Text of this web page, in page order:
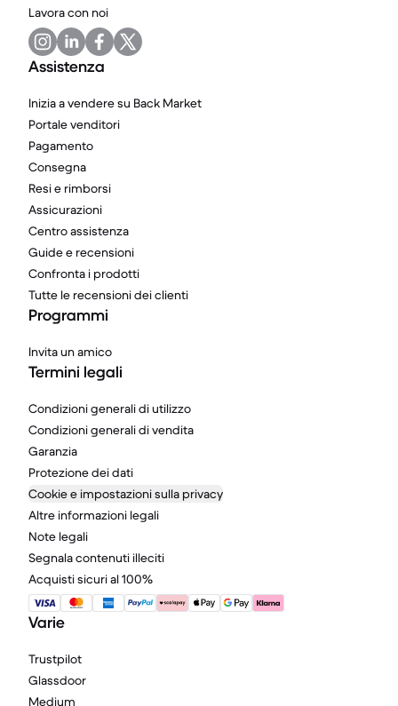
Lavora con noi
Assistenza
Inizia a vendere su Back Market
Portale venditori
Pagamento
Consegna
Resi e rimborsi
Assicurazioni
Centro assistenza
Guide e recensioni
Confronta i prodotti
Tutte le recensioni dei clienti
Programmi
Invita un amico
Termini legali
Condizioni generali di utilizzo
Condizioni generali di vendita
Garanzia
Protezione dei dati
Cookie e impostazioni sulla privacy
Altre informazioni legali
Note legali
Segnala contenuti illeciti
Acquisti sicuri al 100%
Varie
Trustpilot
Glassdoor
Medium